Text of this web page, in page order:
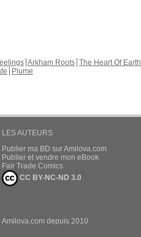
Arkham Roots The Heart Of Earth
Plume
LES AUTEURS
Publier ma BD sur Amilova.com
Publier et vendre mon eBook
Fair Trade Comics
CC BY-NC-ND 3.0
Amilova.com depuis 2010